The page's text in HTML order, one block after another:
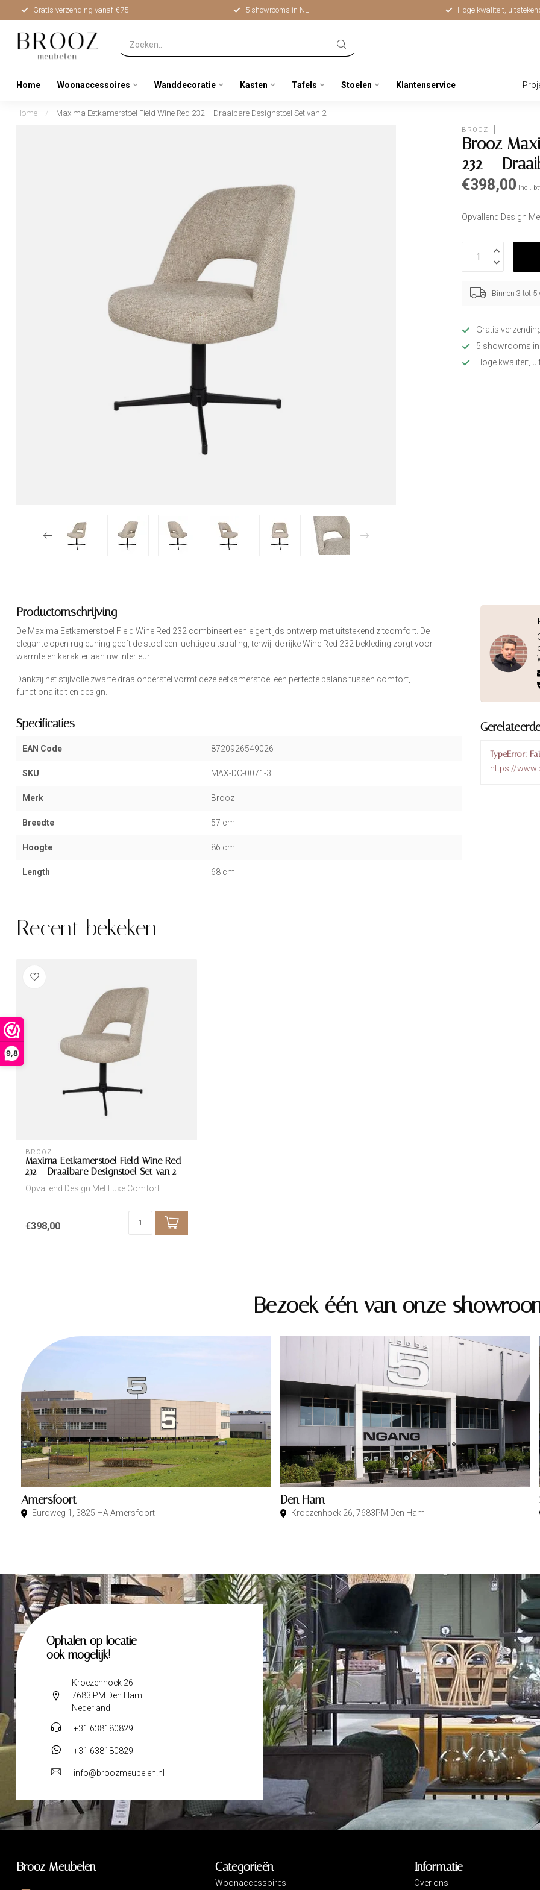
9,8
Gratis verzending vanaf €75 5 showrooms in NL Hoge kwaliteit,
Home Woonaccessoires Wanddecoratie Kasten Tafels Stoelen Klantenservice
Home / Maxima Eetkamerstoel Field Wine Red 232 – Draaibare Designstoel Set van 2
BROOZ
Brooz
232 –
€398,00 Incl.
Opvallend Design
Binnen 3 tot
Gratis
5 showrooms in
Hoge kwaliteit,
Productomschrijving
De Maxima Eetkamerstoel Field Wine Red 232 combineert een eigentijds ontwerp met uitstekend zitcomfort. De
elegante open rugleuning geeft de stoel een luchtige uitstraling, terwijl de rijke Wine Red 232 bekleding zorgt voor
warmte en karakter aan uw interieur.
Dankzij het stijlvolle zwarte draaionderstel vormt deze eetkamerstoel een perfecte balans tussen comfort,
functionaliteit en design.
Specificaties
EAN Code 8720926549026
SKU MAX-DC-0071-3
Merk Brooz
Breedte 57 cm
Hoogte 86 cm
Length 68 cm
TypeError:
https://
Recent bekeken
BROOZ
Maxima Eetkamerstoel Field Wine Red
232 – Draaibare Designstoel Set van 2
Opvallend Design Met Luxe Comfort
€398,00
Bezoek één van onze
Amersfoort
Euroweg 1, 3825 HA Amersfoort
Den Ham
Kroezenhoek 26, 7683PM Den Ham
Ophalen op locatie
ook mogelijk!
Kroezenhoek 26
7683 PM Den Ham
Nederland
+31 638180829
+31 638180829
info@broozmeubelen.nl
Brooz Meubelen Categorieën
Woonaccessoires
Informatie
Over ons